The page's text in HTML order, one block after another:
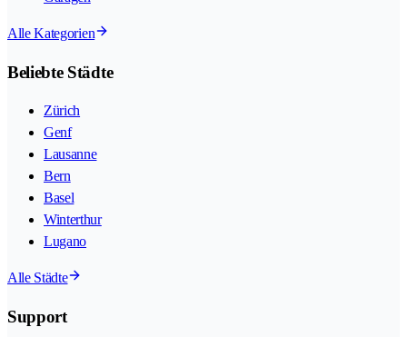
Alle Kategorien
Beliebte Städte
Zürich
Genf
Lausanne
Bern
Basel
Winterthur
Lugano
Alle Städte
Support